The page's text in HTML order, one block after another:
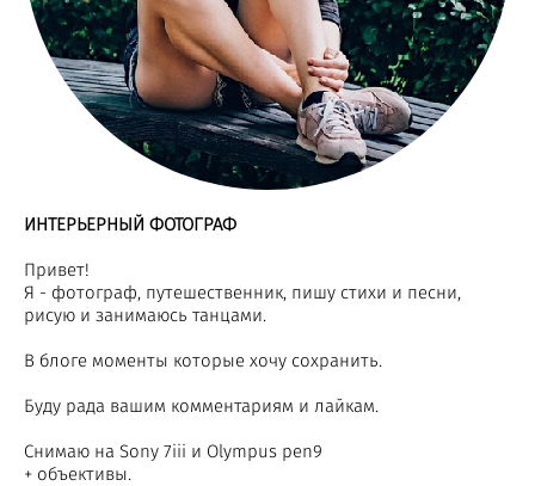
ИНТЕРЬЕРНЫЙ ФОТОГРАФ
Привет!
Я - фотограф, путешественник, пишу стихи и песни,
рисую и занимаюсь танцами.
В блоге моменты которые хочу сохранить.
Буду рада вашим комментариям и лайкам.
Снимаю на Sony 7iii и Olympus pen9
+ объективы.